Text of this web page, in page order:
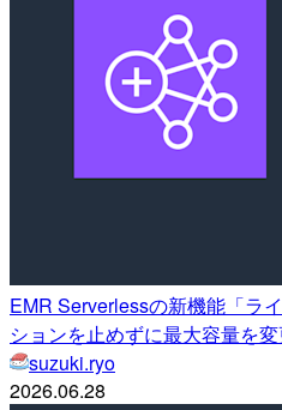
EMR Serverlessの新機能「ラ
ションを止めずに最大容量を
suzuki.ryo
2026.06.28